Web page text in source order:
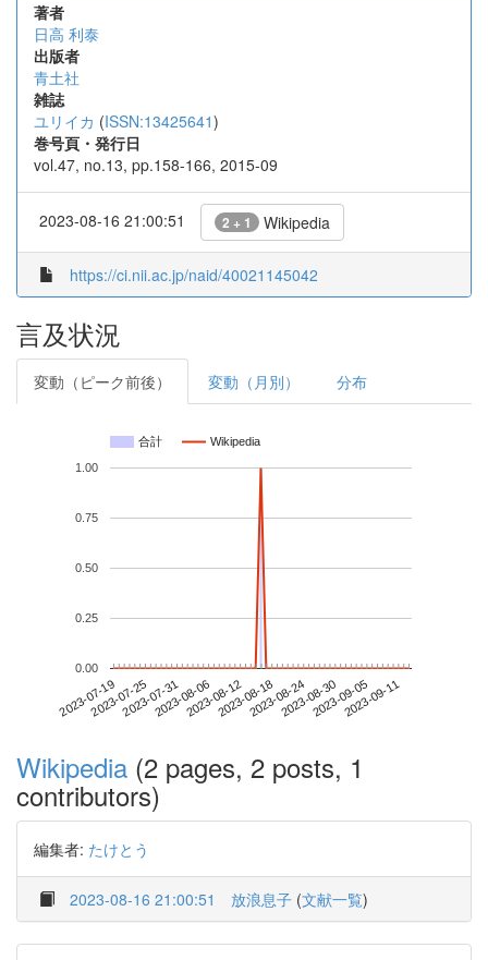
著者
日高 利泰
出版者
青土社
雑誌
ユリイカ (ISSN:13425641)
巻号頁・発行日
vol.47, no.13, pp.158-166, 2015-09
2023-08-16 21:00:51 2 + 1 Wikipedia
https://ci.nii.ac.jp/naid/40021145042
言及状況
変動（ピーク前後） 変動（月別） 分布
合計 Wikipedia
2023-07-192023-07-252023-07-312023-08-062023-08-122023-08-182023-08-242023-08-302023-09-052023-09-11
0.00
0.25
0.50
0.75
1.00
Wikipedia (2 pages, 2 posts, 1
contributors)
編集者: たけとう
2023-08-16 21:00:51 放浪息子 (文献一覧)